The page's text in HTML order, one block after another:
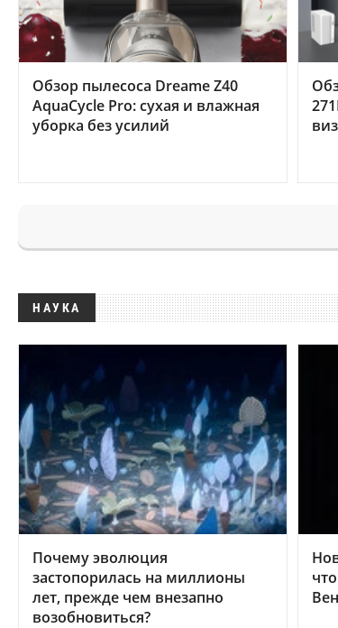
Обзор пылесоса Dreame Z40
AquaCycle Pro: сухая и влажная
уборка без усилий
НАУКА
Почему эволюция
застопорилась на миллионы
лет, прежде чем внезапно
возобновиться?